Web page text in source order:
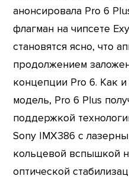
анонсировала Pro 6
флагман на чипсете
становятся ясно, что
продолжением
концепции Pro 6. Как
модель, Pro 6 Plus
поддержкой
Sony IMX386 с
кольцевой вспышкой
оптической